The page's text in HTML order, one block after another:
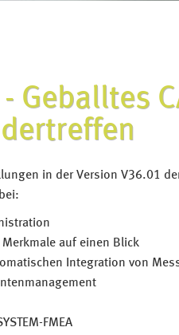
Geballtes
in der Version V36.01
auf einen Blick
Integration von
FMEA